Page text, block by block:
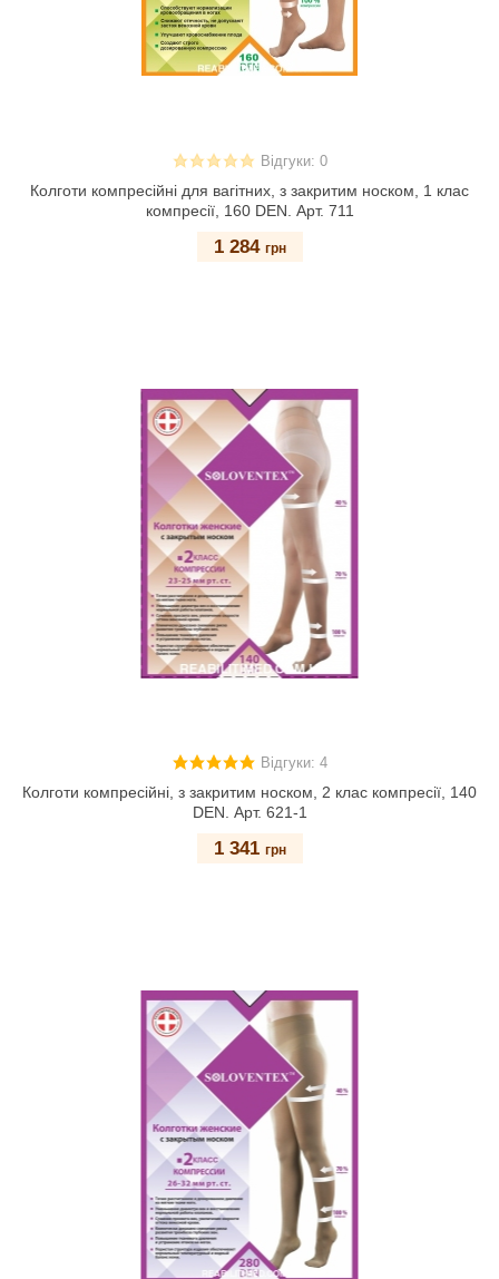
Відгуки: 0
Колготи компресійні для вагітних, з закритим носком, 1 клас
компресії, 160 DEN. Арт. 711
1 284 грн
Відгуки: 4
Колготи компресійні, з закритим носком, 2 клас компресії, 140
DEN. Арт. 621-1
1 341 грн